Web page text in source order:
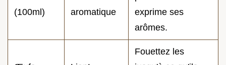
(100ml)
aromatique
exprime ses
arômes.
Fouettez les